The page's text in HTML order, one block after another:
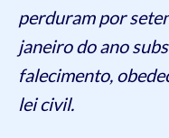
perduram por
janeiro do ano
falecimento,
lei civil.